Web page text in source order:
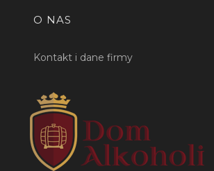
O NAS
Kontakt i dane firmy